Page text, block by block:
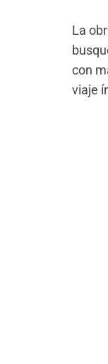
La
con
viaje